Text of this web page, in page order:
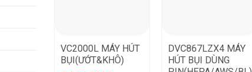
VC2000L MÁY HÚT
BỤI(ƯỚT&KHÔ)
DVC867LZX4 MÁY
HÚT BỤI DÙNG